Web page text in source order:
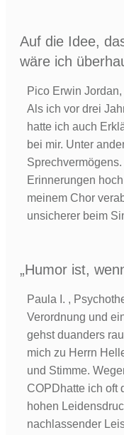
Auf die Idee,
wäre ich
Pico Erwin
Als ich vor drei
hatte ich auch
bei mir. Unter
Erinnerungen
meinem Chor
unsicherer beim
„Humor ist,
Paula I. ,
Verordnung und
gehst duanders
mich zu Herrn
und Stimme.
COPDhatte ich oft
hohen
nachlassender